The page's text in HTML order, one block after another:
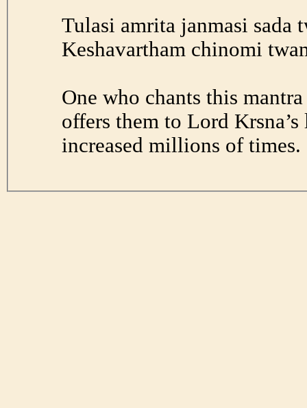
Tulasi amrita janmasi sada
Keshavartham chinomi
One who chants this
offers them to Lord
increased millions of times.